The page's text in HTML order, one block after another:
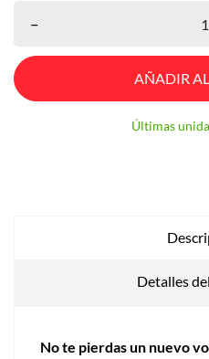
–
AÑADIR
Últimas
Detalles
No te pierdas un nuevo